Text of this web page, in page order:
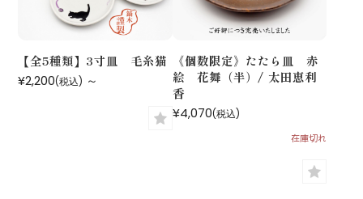
【全5種類】3寸皿 毛糸猫
¥2,200(税込) ～
《個数限定》たたら皿 赤
絵 花舞（半）/ 太田恵利
香
¥4,070(税込)
在庫切れ